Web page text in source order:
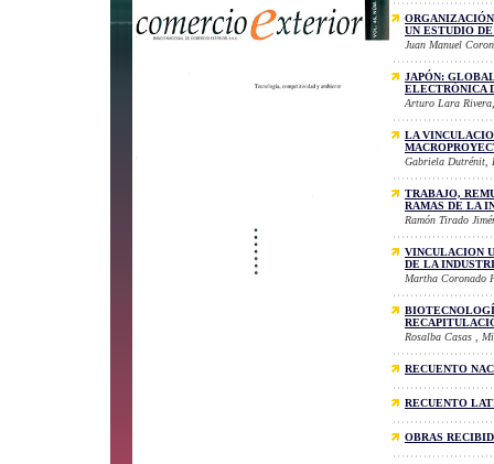
UN ESTUDIO
Juan Manuel
JAPÓN:
ELECTRÓNICA
Arturo Lara
LA
Gabriela Dutrénit,
TRABAJO,
RAMAS DE LA
Ramón Tirado
VINCULACION
DE LA
Martha Coronado
Rosalba Casas ,
RECUENTO
RECUENTO
OBRAS